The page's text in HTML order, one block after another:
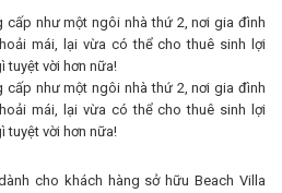
như một ngôi nhà thứ 2, nơi gia đình
mái, lại vừa có thể cho thuê sinh lợi
tuyệt vời hơn nữa!
như một ngôi nhà thứ 2, nơi gia đình
mái, lại vừa có thể cho thuê sinh lợi
tuyệt vời hơn nữa!
cho khách hàng sở hữu Beach Villa